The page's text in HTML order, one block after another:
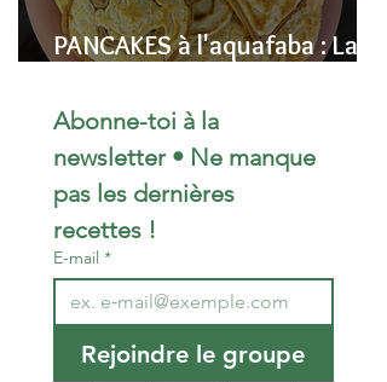
PANCAKES à l'aquafaba : La
Moelleuse (Sans Œufs)
Abonne-toi à la
newsletter • Ne manque
pas les dernières
recettes !
E-mail *
Rejoindre le groupe